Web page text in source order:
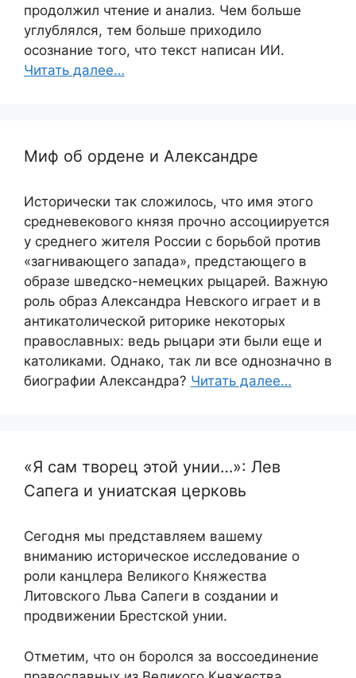
продолжил чтение и анализ. Чем больше
углублялся, тем больше приходило
осознание того, что текст написан ИИ.
Читать далее…
Миф об ордене и Александре
Исторически так сложилось, что имя этого
средневекового князя прочно ассоциируется
у среднего жителя России с борьбой против
«загнивающего запада», предстающего в
образе шведско-немецких рыцарей. Важную
роль образ Александра Невского играет и в
антикатолической риторике некоторых
православных: ведь рыцари эти были еще и
католиками. Однако, так ли все однозначно в
биографии Александра? Читать далее…
«Я сам творец этой унии…»: Лев
Сапега и униатская церковь
Сегодня мы представляем вашему
вниманию историческое исследование о
роли канцлера Великого Княжества
Литовского Льва Сапеги в создании и
продвижении Брестской унии.
Отметим, что он боролся за воссоединение